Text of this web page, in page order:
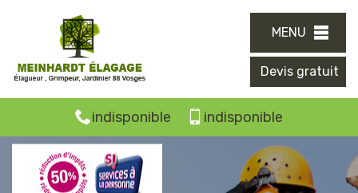
MENU
Devis gratuit
indisponible indisponible